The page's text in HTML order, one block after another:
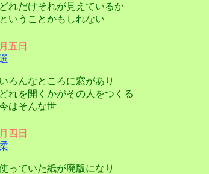
れだけそれが見えているか
いうことかもしれない
五日
ろんなところに窓があり
れを開くかがその人をつくる
はそんな世
四日
っていた紙が廃版になり